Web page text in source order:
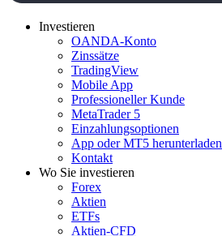
Investieren
OANDA-Konto
Zinssätze
TradingView
Mobile App
Professioneller Kunde
MetaTrader 5
Einzahlungsoptionen
App oder MT5 herunterladen
Kontakt
Wo Sie investieren
Forex
Aktien
ETFs
Aktien-CFD